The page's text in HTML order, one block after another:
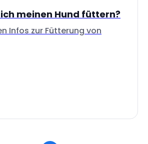
meinen Hund füttern?
Infos zur Fütterung von